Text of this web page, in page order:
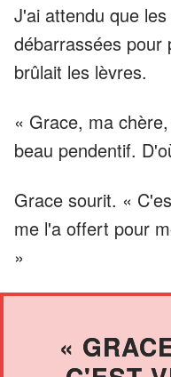
J'ai attendu que
débarrassées pour
brûlait les lèvres.
« Grace, ma
beau pendentif.
Grace sourit. «
me l'a offert pour
»
«